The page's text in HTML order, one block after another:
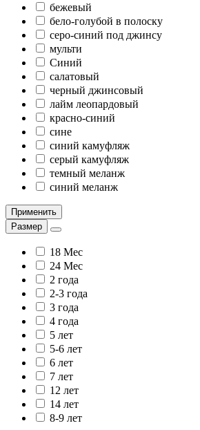
бежевый
бело-голубой в полоску
серо-синий под джинсу
мульти
Синий
салатовый
черный джинсовый
лайм леопардовый
красно-синий
сине
синий камуфляж
серый камуфляж
темный меланж
синий меланж
Применить
Размер
18 Мес
24 Мес
2 года
2-3 года
3 года
4 года
5 лет
5-6 лет
6 лет
7 лет
12 лет
14 лет
8-9 лет